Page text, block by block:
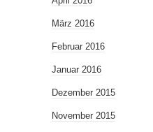
März 2016
Februar 2016
Januar 2016
Dezember 2015
November 2015